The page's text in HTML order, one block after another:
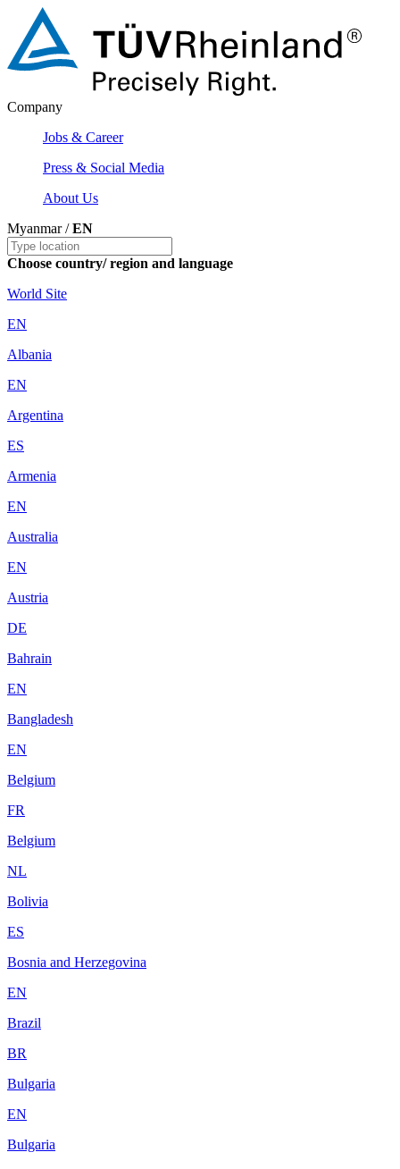
Company
Jobs & Career
Press & Social Media
About Us
Myanmar /EN
Choose country/ region and language
World Site
EN
Albania
EN
Argentina
ES
Armenia
EN
Australia
EN
Austria
DE
Bahrain
EN
Bangladesh
EN
Belgium
FR
Belgium
NL
Bolivia
ES
Bosnia and Herzegovina
EN
Brazil
BR
Bulgaria
EN
Bulgaria